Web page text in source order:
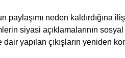
neden kaldırdığına
siyasi açıklamalarının
yapılan çıkışların yeniden